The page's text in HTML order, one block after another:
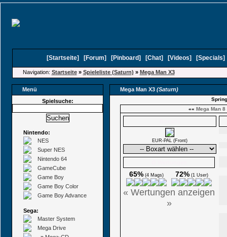
[Startseite] [Forum] [Pinboard] [Chat] [Videos] [Specials
Navigation: Startseite» Spieleliste (Saturn) » Mega Man X3
Menü Mega Man X3 (Saturn)
Spielsuche:
Nintendo:
NES
Super NES
Nintendo 64
GameCube
Game Boy
Game Boy Color
Game Boy Advance
Sega:
Master System
Mega Drive
«« Mega Man 8
EUR-PAL (Front)
65% (4 Mags) 72% (1 User)
« Wertungen anzeigen
»